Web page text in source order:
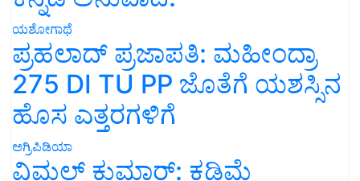
ಯಶೋಗಾಥೆ
ಪ್ರಹಲಾದ್ ಪ್ರಜಾಪತಿ: ಮಹೀಂದ್ರಾ
275 DI TU PP ಜೊತೆಗೆ ಯಶಸ್ಸಿನ
ಹೊಸ ಎತ್ತರಗಳಿಗೆ
ಅಗ್ರಿಪಿಡಿಯಾ
ವಿಮಲ್ ಕುಮಾರ್: ಕಡಿಮೆ